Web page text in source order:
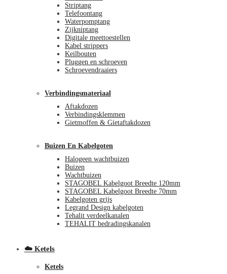
Striptang
Telefoontang
Waterpomptang
Zijkniptang
Digitale meettoestellen
Kabel strippers
Keilbouten
Pluggen en schroeven
Schroevendraaiers
Verbindingsmateriaal
Aftakdozen
Verbindingsklemmen
Gietmoffen & Gietaftakdozen
Buizen En Kabelgoten
Halogeen wachtbuizen
Buizen
Wachtbuizen
STAGOBEL Kabelgoot Breedte 120mm
STAGOBEL Kabelgoot Breedte 70mm
Kabelgoten grijs
Legrand Design kabelgoten
Tehalit verdeelkanalen
TEHALIT bedradingskanalen
☁️ Ketels
Ketels